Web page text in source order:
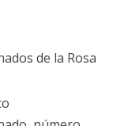
de la Rosa